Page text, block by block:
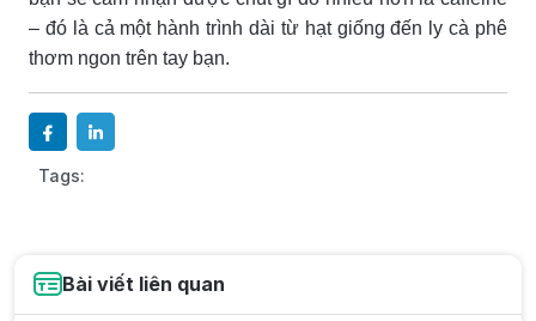
– đó là cả một hành trình dài từ hạt giống đến ly cà phê
thơm ngon trên tay bạn.
Tags:
Bài viết liên quan